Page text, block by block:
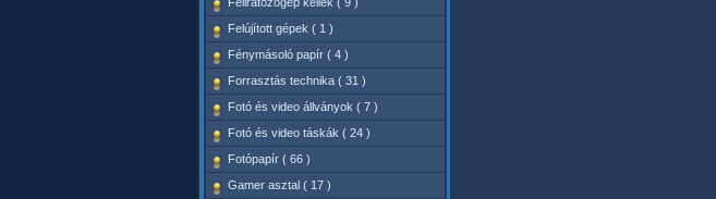
Felújított gépek ( 1 )
Fénymásoló papír ( 4 )
Forrasztás technika ( 31 )
Fotó és video állványok ( 7 )
Fotó és video táskák ( 24 )
Fotópapír ( 66 )
Gamer asztal ( 17 )